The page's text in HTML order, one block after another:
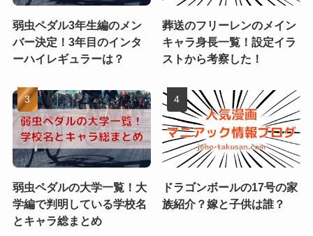
弱虫ペダル3年生編のメン
バー決定！3年目のインタ
ーハイレギュラーは？
葬送のフリーレンのメイン
キャラ身長一覧！設定イラ
ストから考察した！
弱虫ペダルの大学一覧！大
学編で判明している学校名
とキャラ総まとめ
ドラゴンボールの17号の家
族紹介？嫁と子供は誰？